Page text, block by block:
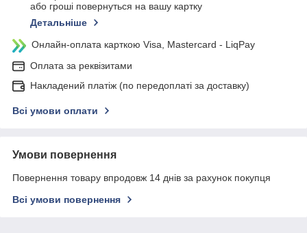
або гроші повернуться на вашу картку
Детальніше
Онлайн-оплата карткою Visa, Mastercard - LiqPay
Оплата за реквізитами
Накладений платіж (по передоплаті за доставку)
Всі умови оплати
Умови повернення
Повернення товару впродовж 14 днів за рахунок покупця
Всі умови повернення